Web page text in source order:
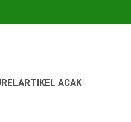
ARTIKEL ACAK